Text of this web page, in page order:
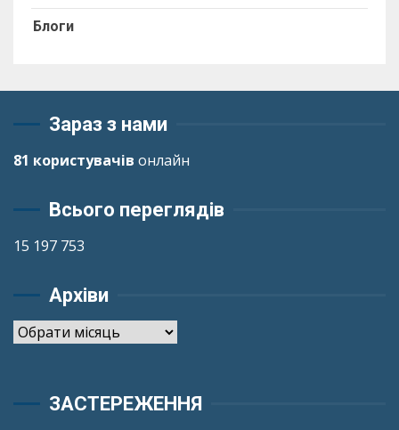
Блоги
Зараз з нами
81 користувачів онлайн
Всього переглядів
15 197 753
Архіви
Архіви
ЗАСТЕРЕЖЕННЯ